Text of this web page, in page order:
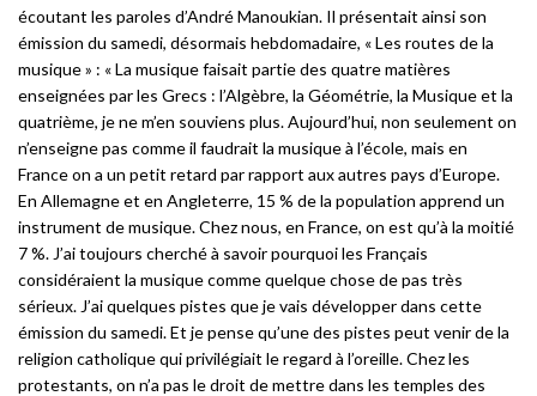
écoutant les paroles d’André Manoukian. Il présentait ainsi son
émission du samedi, désormais hebdomadaire, « Les routes de la
musique » : « La musique faisait partie des quatre matières
enseignées par les Grecs : l’Algèbre, la Géométrie, la Musique et la
quatrième, je ne m’en souviens plus. Aujourd’hui, non seulement on
n’enseigne pas comme il faudrait la musique à l’école, mais en
France on a un petit retard par rapport aux autres pays d’Europe.
En Allemagne et en Angleterre, 15 % de la population apprend un
instrument de musique. Chez nous, en France, on est qu’à la moitié
7 %. J’ai toujours cherché à savoir pourquoi les Français
considéraient la musique comme quelque chose de pas très
sérieux. J’ai quelques pistes que je vais développer dans cette
émission du samedi. Et je pense qu’une des pistes peut venir de la
religion catholique qui privilégiait le regard à l’oreille. Chez les
protestants, on n’a pas le droit de mettre dans les temples des